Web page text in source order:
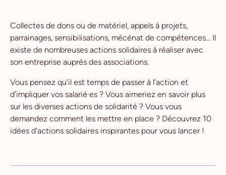
Collectes de dons ou de matériel, appels à projets,
parrainages, sensibilisations, mécénat de compétences… Il
existe de nombreuses actions solidaires à réaliser avec
son entreprise auprès des associations.
Vous pensez qu’il est temps de passer à l’action et
d’impliquer vos salarié·es ? Vous aimeriez en savoir plus
sur les diverses actions de solidarité ? Vous vous
demandez comment les mettre en place ? Découvrez 10
idées d’actions solidaires inspirantes pour vous lancer !